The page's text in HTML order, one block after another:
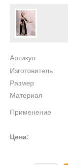
Артикул
Изготовитель
Размер
Материал
Применение
Цена: